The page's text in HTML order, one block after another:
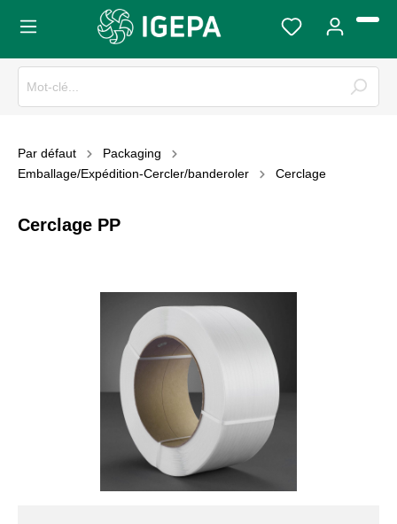
Par défaut
Packaging
Emballage/Expédition-Cercler/banderoler
Cerclage
Cerclage PP